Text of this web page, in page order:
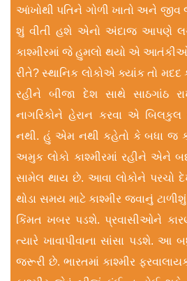
આંખોથી પતિને ગોળી ખાતો અને જીવ
શું વીતી હશે એનો અંદાજ આપણે
કાશ્મીરમાં જે હુમલો થયો એ
રીતે? સ્થાનિક લોકોએ ક્યાંક તો
રહીને બીજા દેશ સાથે સાઠગાંઠ
નાગરિકોને હેરાન કરવા એ
નથી. હું એમ નથી કહેતો કે બધા જ
અમુક લોકો કાશ્મીરમાં રહીને એને
સામેલ થાય છે. આવા લોકોને પરચો
થોડા સમય માટે કાશ્મીર જવાનું
કિંમત ખબર પડશે. પ્રવાસીઓને
ત્યારે ખાવાપીવાના સાંસા પડશે.
જરૂરી છે. ભારતમાં કાશ્મીર